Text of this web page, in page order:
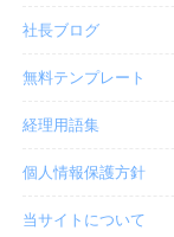
社長ブログ
無料テンプレート
経理用語集
個人情報保護方針
当サイトについて